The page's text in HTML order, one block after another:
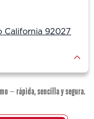
California 92027
— rápida, sencilla y segura.